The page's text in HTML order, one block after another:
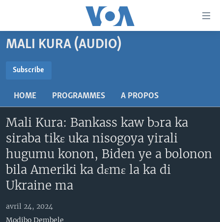
Menu
principal
navigation
principale
Retour
recherche
MALI KURA
RADIO
AN BA FO!
FARAFINA FOLI
Learning English
SUIVEZ-NOUS
Langues
MALI KURA (AUDIO)
Subscribe
S'abonner
HOME PROGRAMMES A PROPOS
Mali Kura: Bankass kaw bɔra ka
siraba tikɛ uka nisogoya yirali
hugumu konon, Biden ye a bolonon
bila Ameriki ka dɛmɛ la ka di
Ukraine ma
avril 24, 2024
Modibo Dembele